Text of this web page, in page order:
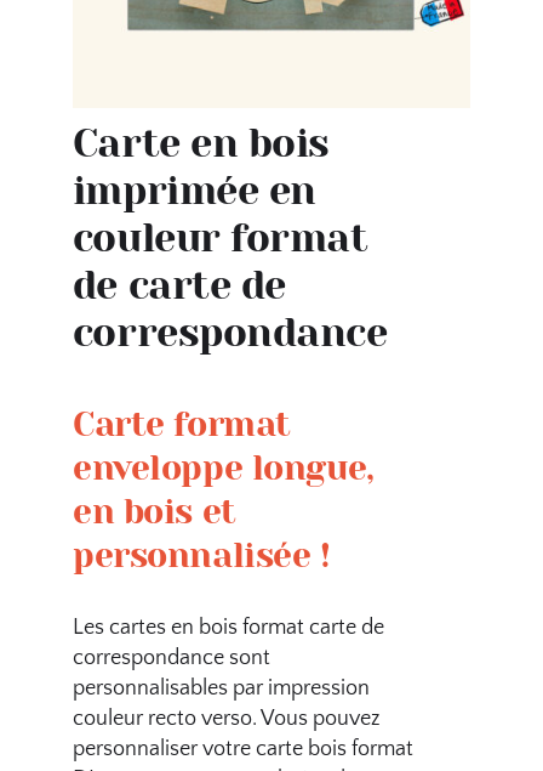
Carte en bois
imprimée en
couleur format
de carte de
correspondance
Carte format
enveloppe longue,
en bois et
personnalisée !
Les cartes en bois format carte de
correspondance sont
personnalisables par impression
couleur recto verso. Vous pouvez
personnaliser votre carte bois format